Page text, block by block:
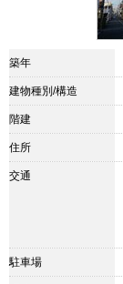
築年
建物種別/構造
階建
住所
交通
駐車場